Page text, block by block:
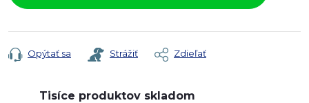
Opýtať sa Strážiť Zdieľať
Tisíce produktov skladom